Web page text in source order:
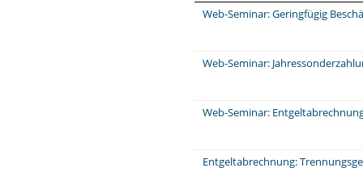
Web-Seminar: Geringfügig
Web-Seminar:
Web-Seminar:
Entgeltabrechnung: